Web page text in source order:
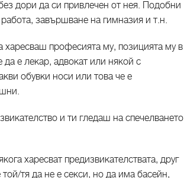
дори да си привлечен от нея. Подобни
завършване на гимназия и т.н.
професията му, позицията му в
е лекар, адвокат или някой с
обувки носи или това че е
и ти гледаш на спечелването
харесват предизвикателствата, друг
тя да не е секси, но да има басейн,